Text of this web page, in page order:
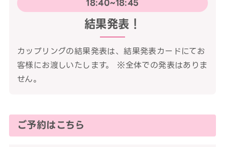
18:40~18:45
結果発表！
カップリングの結果発表は、結果発表カードにてお
客様にお渡しいたします。 ※全体での発表はありま
せん。
ご予約はこちら